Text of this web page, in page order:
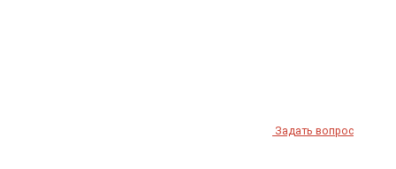
Задать вопрос